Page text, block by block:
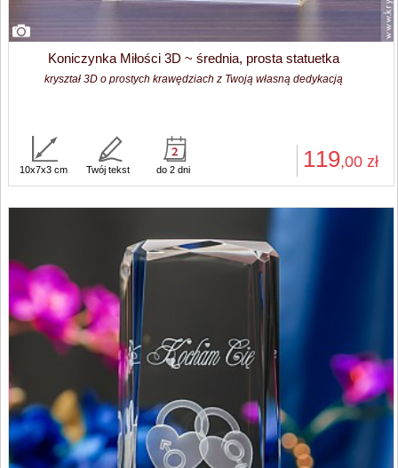
Koniczynka Miłości 3D ~ średnia, prosta statuetka
kryształ 3D o prostych krawędziach z Twoją własną dedykacją
119,00 zł
10x7x3 cm Twój tekst do 2 dni